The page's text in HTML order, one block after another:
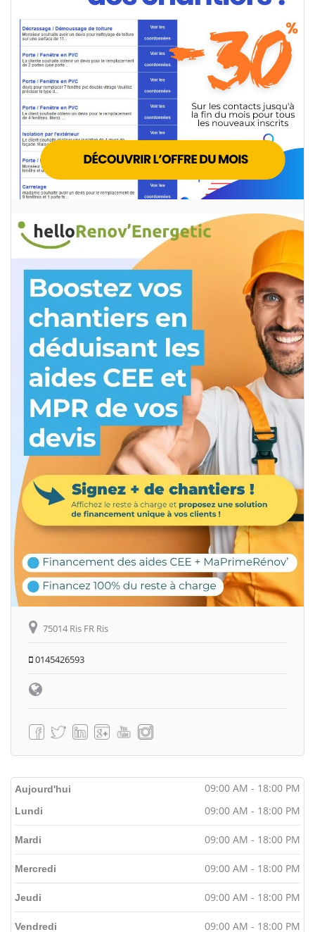
75014 Ris FR Ris
0145426593
Aujourd'hui 09:00 AM - 18:00 PM
Lundi 09:00 AM - 18:00 PM
Mardi 09:00 AM - 18:00 PM
Mercredi 09:00 AM - 18:00 PM
Jeudi 09:00 AM - 18:00 PM
Vendredi 09:00 AM - 18:00 PM